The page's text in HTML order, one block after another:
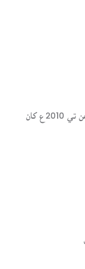
سنڌسلامت ڪتاب گهر ھڪ آن لائين لائبريري آھي، جنھن تي 2010ع کان